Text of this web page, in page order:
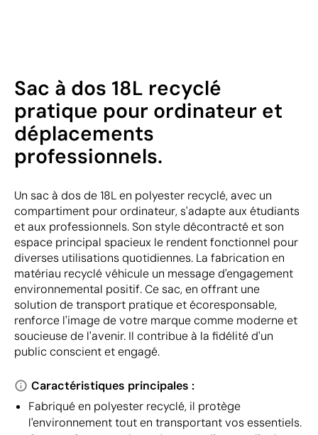
Sac à dos 18L recyclé
pratique pour ordinateur et
déplacements
professionnels.
Un sac à dos de 18L en polyester recyclé, avec un
compartiment pour ordinateur, s'adapte aux étudiants
et aux professionnels. Son style décontracté et son
espace principal spacieux le rendent fonctionnel pour
diverses utilisations quotidiennes. La fabrication en
matériau recyclé véhicule un message d'engagement
environnemental positif. Ce sac, en offrant une
solution de transport pratique et écoresponsable,
renforce l'image de votre marque comme moderne et
soucieuse de l'avenir. Il contribue à la fidélité d'un
public conscient et engagé.
Caractéristiques principales :
Fabriqué en polyester recyclé, il protège
l'environnement tout en transportant vos essentiels.